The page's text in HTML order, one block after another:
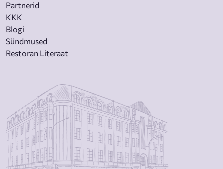
Partnerid
KKK
Blogi
Sündmused
Restoran Literaat